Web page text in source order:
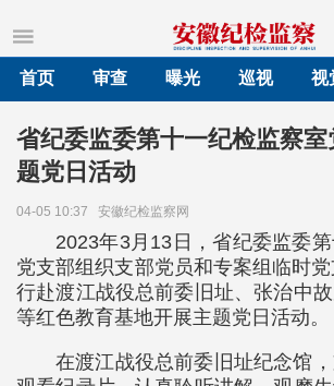
首页
审查 曝光 巡视 视
省纪委监委第十一纪检监察
题党日活动
04-05 10:37 安徽纪检监察网
2023年3月13日，省纪委监委
党支部组织支部党员和专案组临时
行赴渡江战役总前委旧址、张治中
等红色教育基地开展主题党日活动。
在渡江战役总前委旧址纪念馆